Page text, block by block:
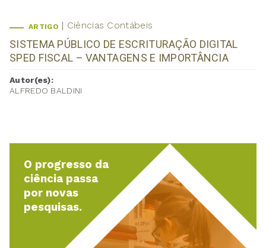
ARTIGO Ciências Contábeis
SISTEMA PÚBLICO DE ESCRITURAÇÃO DIGITAL
SPED FISCAL – VANTAGENS E IMPORTÂNCIA
Autor(es):
ALFREDO BALDINI
O progresso da
ciência passa
por novas
pesquisas.